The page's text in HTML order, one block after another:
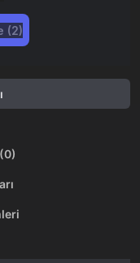
(2)
Değerlendirmeler (0)